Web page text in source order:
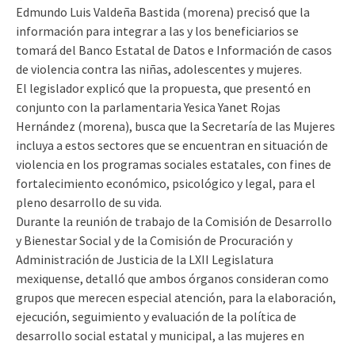
Edmundo Luis Valdeña Bastida (morena) precisó que la
información para integrar a las y los beneficiarios se
tomará del Banco Estatal de Datos e Información de casos
de violencia contra las niñas, adolescentes y mujeres.
El legislador explicó que la propuesta, que presentó en
conjunto con la parlamentaria Yesica Yanet Rojas
Hernández (morena), busca que la Secretaría de las Mujeres
incluya a estos sectores que se encuentran en situación de
violencia en los programas sociales estatales, con fines de
fortalecimiento económico, psicológico y legal, para el
pleno desarrollo de su vida.
Durante la reunión de trabajo de la Comisión de Desarrollo
y Bienestar Social y de la Comisión de Procuración y
Administración de Justicia de la LXII Legislatura
mexiquense, detalló que ambos órganos consideran como
grupos que merecen especial atención, para la elaboración,
ejecución, seguimiento y evaluación de la política de
desarrollo social estatal y municipal, a las mujeres en